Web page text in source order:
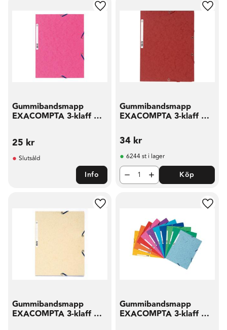
Gummibandsmapp
EXACOMPTA 3-klaff A4
25 kr
Lägg till i favoriter
Slutsåld
Info
Gummibandsmapp
EXACOMPTA 3-klaff A4
34 kr
6244 st i lager
Köp
Gummibandsmapp
EXACOMPTA 3-klaff A4
Lägg till i favoriter
Gummibandsmapp
EXACOMPTA 3-klaff A4